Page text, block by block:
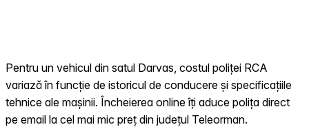
Pentru un vehicul din satul Darvas, costul poliței RCA
variază în funcție de istoricul de conducere și specificațiile
tehnice ale mașinii. Încheierea online îți aduce polița direct
pe email la cel mai mic preț din județul Teleorman.